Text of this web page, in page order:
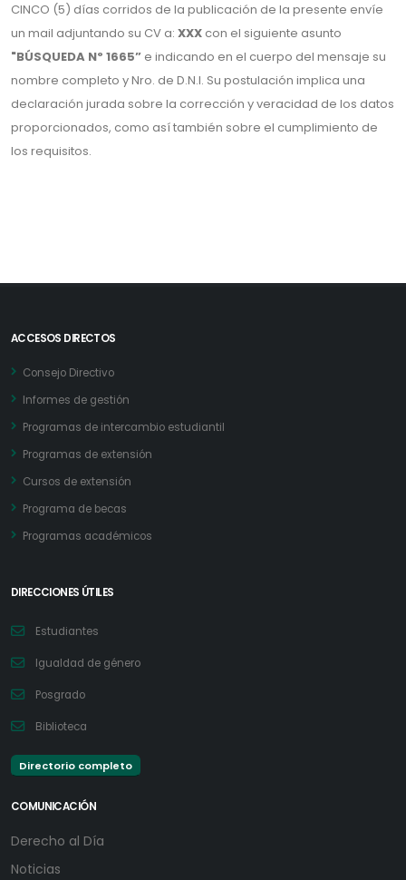
CINCO (5) días corridos de la publicación de la presente envíe
un mail adjuntando su CV a: XXX con el siguiente asunto
"BÚSQUEDA Nº 1665” e indicando en el cuerpo del mensaje su
nombre completo y Nro. de D.N.I. Su postulación implica una
declaración jurada sobre la corrección y veracidad de los datos
proporcionados, como así también sobre el cumplimiento de
los requisitos.
ACCESOS DIRECTOS
Consejo Directivo
Informes de gestión
Programas de intercambio estudiantil
Programas de extensión
Cursos de extensión
Programa de becas
Programas académicos
DIRECCIONES ÚTILES
Estudiantes
Igualdad de género
Posgrado
Biblioteca
Directorio completo
COMUNICACIÓN
Derecho al Día
Noticias